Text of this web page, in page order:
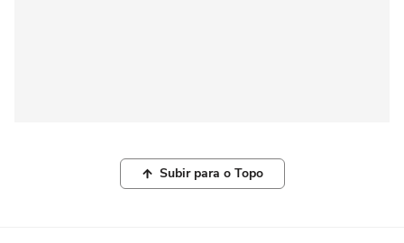
Subir para o Topo